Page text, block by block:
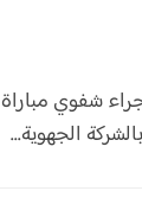
شفوي مباراة